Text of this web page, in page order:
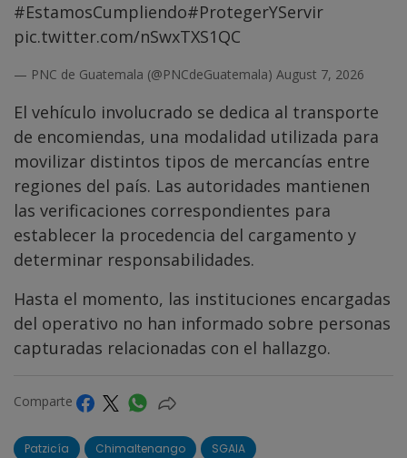
#EstamosCumpliendo#ProtegerYServir
pic.twitter.com/nSwxTXS1QC
— PNC de Guatemala (@PNCdeGuatemala) August 7, 2026
El vehículo involucrado se dedica al transporte
de encomiendas, una modalidad utilizada para
movilizar distintos tipos de mercancías entre
regiones del país. Las autoridades mantienen
las verificaciones correspondientes para
establecer la procedencia del cargamento y
determinar responsabilidades.
Hasta el momento, las instituciones encargadas
del operativo no han informado sobre personas
capturadas relacionadas con el hallazgo.
Comparte
Patzicía Chimaltenango SGAIA